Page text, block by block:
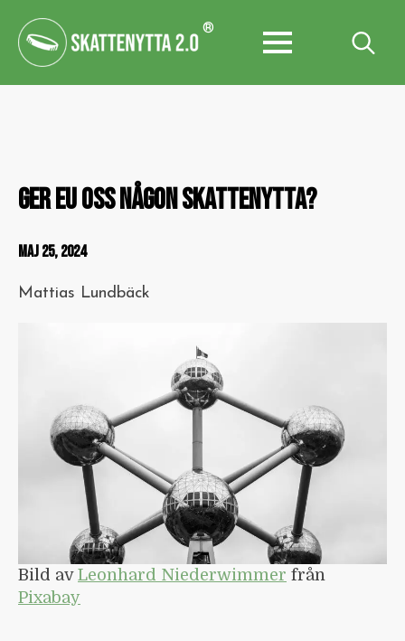
®
GER EU OSS NÅGON SKATTENYTTA?
MAJ 25, 2024
Mattias Lundbäck
Bild av Leonhard Niederwimmer från
Pixabay